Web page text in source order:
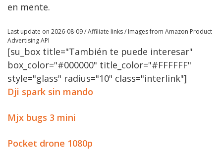
en mente.
Last update on 2026-08-09 / Affiliate links / Images from Amazon Product
Advertising API
[su_box title="También te puede interesar"
box_color="#000000" title_color="#FFFFFF"
style="glass" radius="10" class="interlink"]
Dji spark sin mando
Mjx bugs 3 mini
Pocket drone 1080p